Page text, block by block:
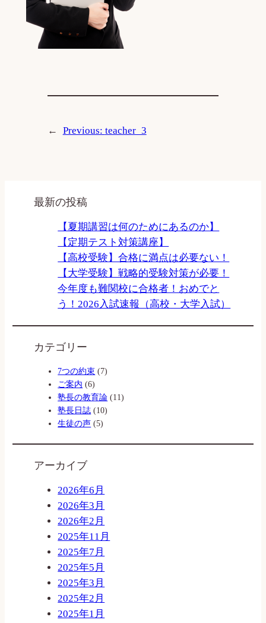
← Previous: teacher_3
最新の投稿
【夏期講習は何のためにあるのか】
【定期テスト対策講座】
【高校受験】合格に満点は必要ない！
【大学受験】戦略的受験対策が必要！
今年度も難関校に合格者！おめでと
う！2026入試速報（高校・大学入試）
カテゴリー
7つの約束 (7)
ご案内 (6)
塾長の教育論 (11)
塾長日誌 (10)
生徒の声 (5)
アーカイブ
2026年6月
2026年3月
2026年2月
2025年11月
2025年7月
2025年5月
2025年3月
2025年2月
2025年1月